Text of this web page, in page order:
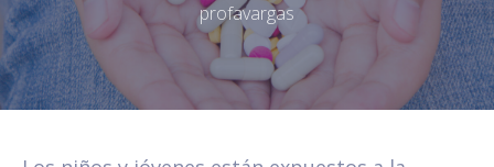
profavargas